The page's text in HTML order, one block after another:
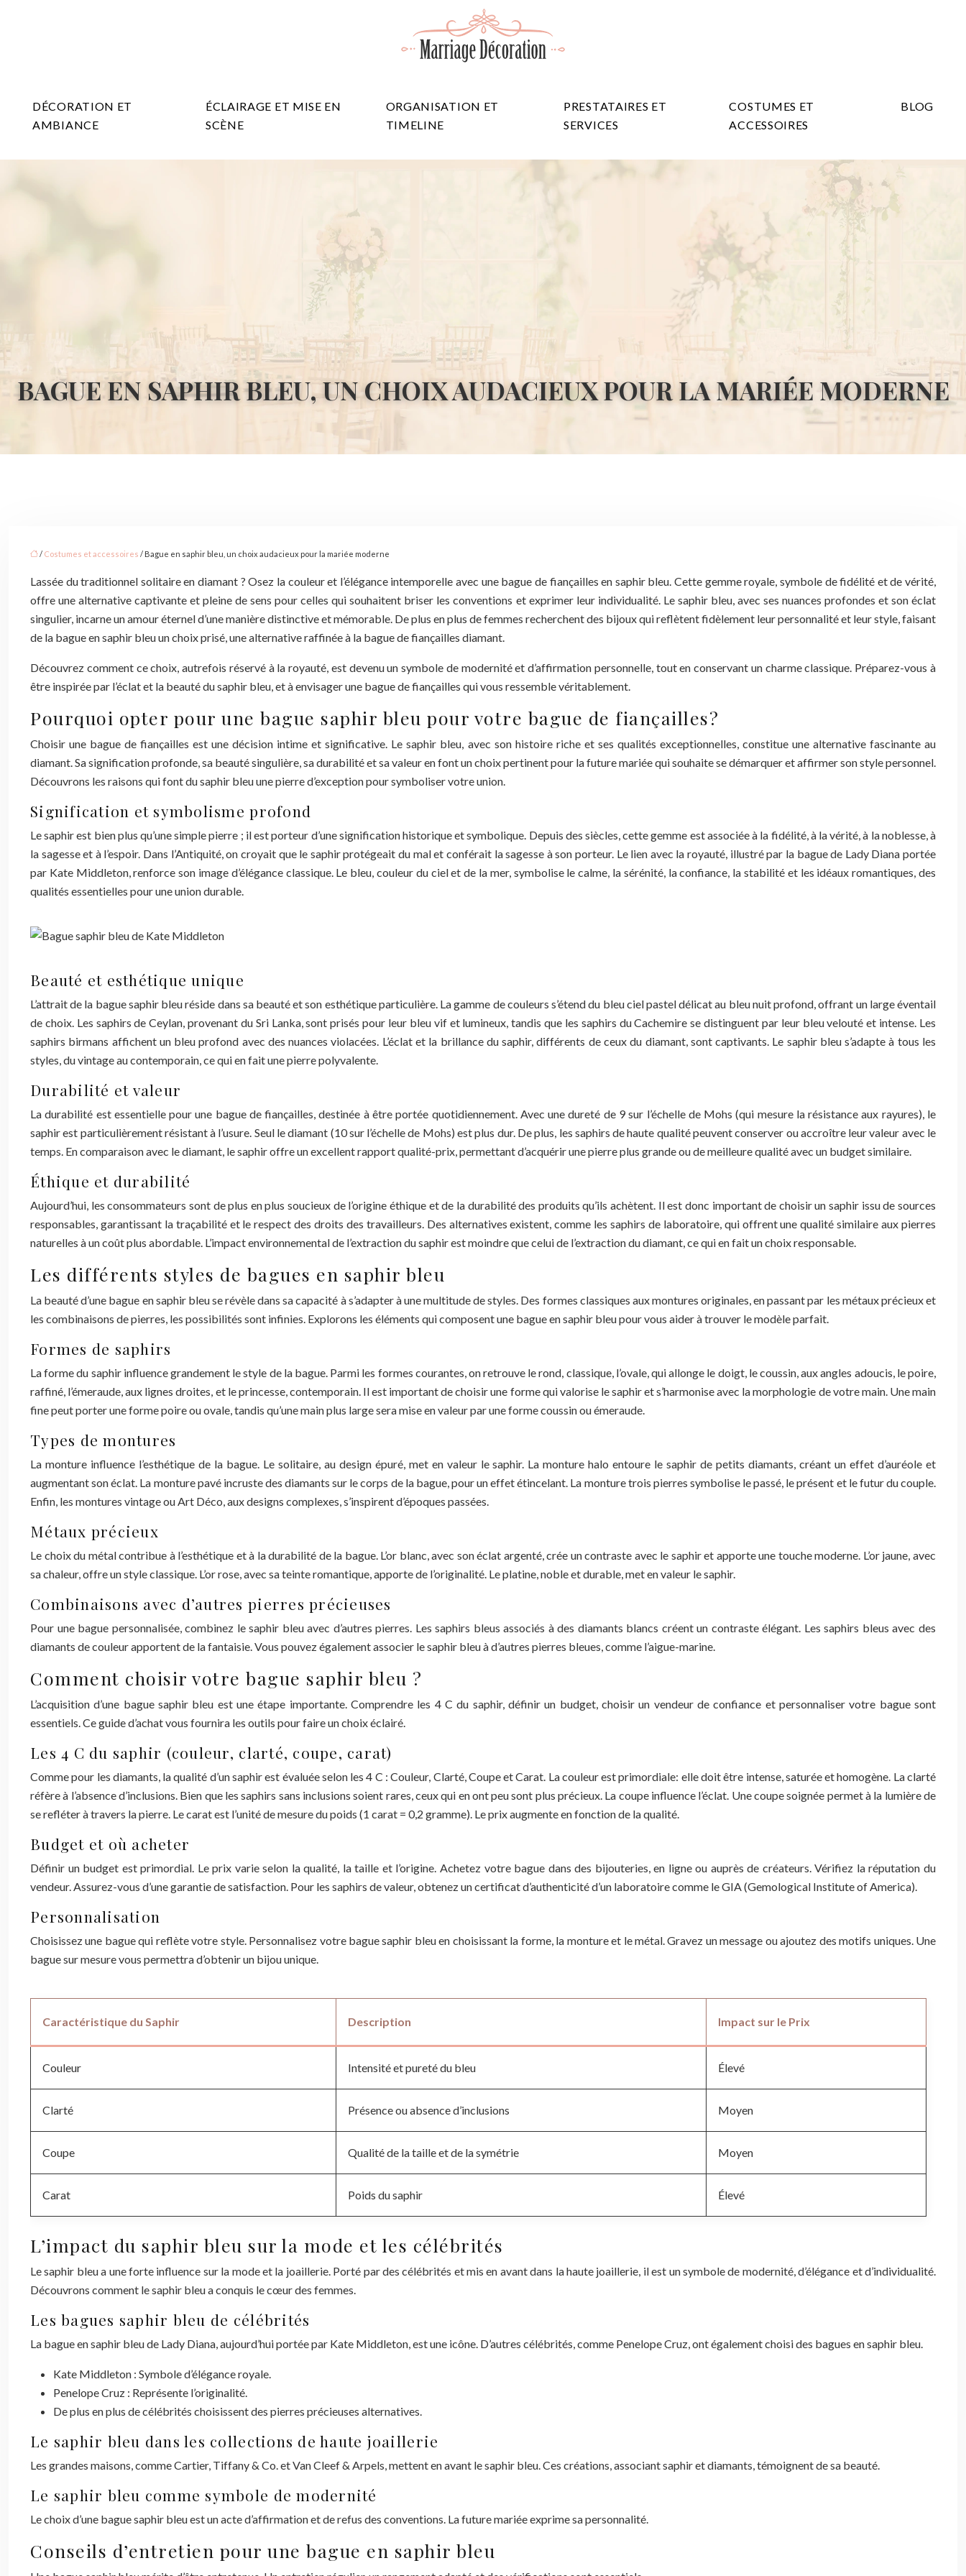
DÉCORATION ET
AMBIANCE
ÉCLAIRAGE ET MISE EN
SCÈNE
ORGANISATION ET
TIMELINE
PRESTATAIRES ET
SERVICES
COSTUMES ET
ACCESSOIRES
BLOG
BAGUE EN SAPHIR BLEU, UN CHOIX AUDACIEUX POUR LA MARIÉE MODERNE
/ Costumes et accessoires / Bague en saphir bleu, un choix audacieux pour la mariée moderne
Lassée du traditionnel solitaire en diamant ? Osez la couleur et l’élégance intemporelle avec une bague de fiançailles en saphir bleu. Cette gemme royale, symbole de fidélité et de vérité,
offre une alternative captivante et pleine de sens pour celles qui souhaitent briser les conventions et exprimer leur individualité. Le saphir bleu, avec ses nuances profondes et son éclat
singulier, incarne un amour éternel d’une manière distinctive et mémorable. De plus en plus de femmes recherchent des bijoux qui reflètent fidèlement leur personnalité et leur style, faisant
de la bague en saphir bleu un choix prisé, une alternative raffinée à la bague de fiançailles diamant.
Découvrez comment ce choix, autrefois réservé à la royauté, est devenu un symbole de modernité et d’affirmation personnelle, tout en conservant un charme classique. Préparez-vous à
être inspirée par l’éclat et la beauté du saphir bleu, et à envisager une bague de fiançailles qui vous ressemble véritablement.
Pourquoi opter pour une bague saphir bleu pour votre bague de fiançailles?
Choisir une bague de fiançailles est une décision intime et significative. Le saphir bleu, avec son histoire riche et ses qualités exceptionnelles, constitue une alternative fascinante au
diamant. Sa signification profonde, sa beauté singulière, sa durabilité et sa valeur en font un choix pertinent pour la future mariée qui souhaite se démarquer et affirmer son style personnel.
Découvrons les raisons qui font du saphir bleu une pierre d’exception pour symboliser votre union.
Signification et symbolisme profond
Le saphir est bien plus qu’une simple pierre ; il est porteur d’une signification historique et symbolique. Depuis des siècles, cette gemme est associée à la fidélité, à la vérité, à la noblesse, à
la sagesse et à l’espoir. Dans l’Antiquité, on croyait que le saphir protégeait du mal et conférait la sagesse à son porteur. Le lien avec la royauté, illustré par la bague de Lady Diana portée
par Kate Middleton, renforce son image d’élégance classique. Le bleu, couleur du ciel et de la mer, symbolise le calme, la sérénité, la confiance, la stabilité et les idéaux romantiques, des
qualités essentielles pour une union durable.
Beauté et esthétique unique
L’attrait de la bague saphir bleu réside dans sa beauté et son esthétique particulière. La gamme de couleurs s’étend du bleu ciel pastel délicat au bleu nuit profond, offrant un large éventail
de choix. Les saphirs de Ceylan, provenant du Sri Lanka, sont prisés pour leur bleu vif et lumineux, tandis que les saphirs du Cachemire se distinguent par leur bleu velouté et intense. Les
saphirs birmans affichent un bleu profond avec des nuances violacées. L’éclat et la brillance du saphir, différents de ceux du diamant, sont captivants. Le saphir bleu s’adapte à tous les
styles, du vintage au contemporain, ce qui en fait une pierre polyvalente.
Durabilité et valeur
La durabilité est essentielle pour une bague de fiançailles, destinée à être portée quotidiennement. Avec une dureté de 9 sur l’échelle de Mohs (qui mesure la résistance aux rayures), le
saphir est particulièrement résistant à l’usure. Seul le diamant (10 sur l’échelle de Mohs) est plus dur. De plus, les saphirs de haute qualité peuvent conserver ou accroître leur valeur avec le
temps. En comparaison avec le diamant, le saphir offre un excellent rapport qualité-prix, permettant d’acquérir une pierre plus grande ou de meilleure qualité avec un budget similaire.
Éthique et durabilité
Aujourd’hui, les consommateurs sont de plus en plus soucieux de l’origine éthique et de la durabilité des produits qu’ils achètent. Il est donc important de choisir un saphir issu de sources
responsables, garantissant la traçabilité et le respect des droits des travailleurs. Des alternatives existent, comme les saphirs de laboratoire, qui offrent une qualité similaire aux pierres
naturelles à un coût plus abordable. L’impact environnemental de l’extraction du saphir est moindre que celui de l’extraction du diamant, ce qui en fait un choix responsable.
Les différents styles de bagues en saphir bleu
La beauté d’une bague en saphir bleu se révèle dans sa capacité à s’adapter à une multitude de styles. Des formes classiques aux montures originales, en passant par les métaux précieux et
les combinaisons de pierres, les possibilités sont infinies. Explorons les éléments qui composent une bague en saphir bleu pour vous aider à trouver le modèle parfait.
Formes de saphirs
La forme du saphir influence grandement le style de la bague. Parmi les formes courantes, on retrouve le rond, classique, l’ovale, qui allonge le doigt, le coussin, aux angles adoucis, le poire,
raffiné, l’émeraude, aux lignes droites, et le princesse, contemporain. Il est important de choisir une forme qui valorise le saphir et s’harmonise avec la morphologie de votre main. Une main
fine peut porter une forme poire ou ovale, tandis qu’une main plus large sera mise en valeur par une forme coussin ou émeraude.
Types de montures
La monture influence l’esthétique de la bague. Le solitaire, au design épuré, met en valeur le saphir. La monture halo entoure le saphir de petits diamants, créant un effet d’auréole et
augmentant son éclat. La monture pavé incruste des diamants sur le corps de la bague, pour un effet étincelant. La monture trois pierres symbolise le passé, le présent et le futur du couple.
Enfin, les montures vintage ou Art Déco, aux designs complexes, s’inspirent d’époques passées.
Métaux précieux
Le choix du métal contribue à l’esthétique et à la durabilité de la bague. L’or blanc, avec son éclat argenté, crée un contraste avec le saphir et apporte une touche moderne. L’or jaune, avec
sa chaleur, offre un style classique. L’or rose, avec sa teinte romantique, apporte de l’originalité. Le platine, noble et durable, met en valeur le saphir.
Combinaisons avec d’autres pierres précieuses
Pour une bague personnalisée, combinez le saphir bleu avec d’autres pierres. Les saphirs bleus associés à des diamants blancs créent un contraste élégant. Les saphirs bleus avec des
diamants de couleur apportent de la fantaisie. Vous pouvez également associer le saphir bleu à d’autres pierres bleues, comme l’aigue-marine.
Comment choisir votre bague saphir bleu ?
L’acquisition d’une bague saphir bleu est une étape importante. Comprendre les 4 C du saphir, définir un budget, choisir un vendeur de confiance et personnaliser votre bague sont
essentiels. Ce guide d’achat vous fournira les outils pour faire un choix éclairé.
Les 4 C du saphir (couleur, clarté, coupe, carat)
Comme pour les diamants, la qualité d’un saphir est évaluée selon les 4 C : Couleur, Clarté, Coupe et Carat. La couleur est primordiale: elle doit être intense, saturée et homogène. La clarté
réfère à l’absence d’inclusions. Bien que les saphirs sans inclusions soient rares, ceux qui en ont peu sont plus précieux. La coupe influence l’éclat. Une coupe soignée permet à la lumière de
se refléter à travers la pierre. Le carat est l’unité de mesure du poids (1 carat = 0,2 gramme). Le prix augmente en fonction de la qualité.
Budget et où acheter
Définir un budget est primordial. Le prix varie selon la qualité, la taille et l’origine. Achetez votre bague dans des bijouteries, en ligne ou auprès de créateurs. Vérifiez la réputation du
vendeur. Assurez-vous d’une garantie de satisfaction. Pour les saphirs de valeur, obtenez un certificat d’authenticité d’un laboratoire comme le GIA (Gemological Institute of America).
Personnalisation
Choisissez une bague qui reflète votre style. Personnalisez votre bague saphir bleu en choisissant la forme, la monture et le métal. Gravez un message ou ajoutez des motifs uniques. Une
bague sur mesure vous permettra d’obtenir un bijou unique.
Caractéristique du Saphir Description Impact sur le Prix
Couleur Intensité et pureté du bleu Élevé
Clarté Présence ou absence d’inclusions Moyen
Coupe Qualité de la taille et de la symétrie Moyen
Carat Poids du saphir Élevé
L’impact du saphir bleu sur la mode et les célébrités
Le saphir bleu a une forte influence sur la mode et la joaillerie. Porté par des célébrités et mis en avant dans la haute joaillerie, il est un symbole de modernité, d’élégance et d’individualité.
Découvrons comment le saphir bleu a conquis le cœur des femmes.
Les bagues saphir bleu de célébrités
La bague en saphir bleu de Lady Diana, aujourd’hui portée par Kate Middleton, est une icône. D’autres célébrités, comme Penelope Cruz, ont également choisi des bagues en saphir bleu.
Kate Middleton : Symbole d’élégance royale.
Penelope Cruz : Représente l’originalité.
De plus en plus de célébrités choisissent des pierres précieuses alternatives.
Le saphir bleu dans les collections de haute joaillerie
Les grandes maisons, comme Cartier, Tiffany & Co. et Van Cleef & Arpels, mettent en avant le saphir bleu. Ces créations, associant saphir et diamants, témoignent de sa beauté.
Le saphir bleu comme symbole de modernité
Le choix d’une bague saphir bleu est un acte d’affirmation et de refus des conventions. La future mariée exprime sa personnalité.
Conseils d’entretien pour une bague en saphir bleu